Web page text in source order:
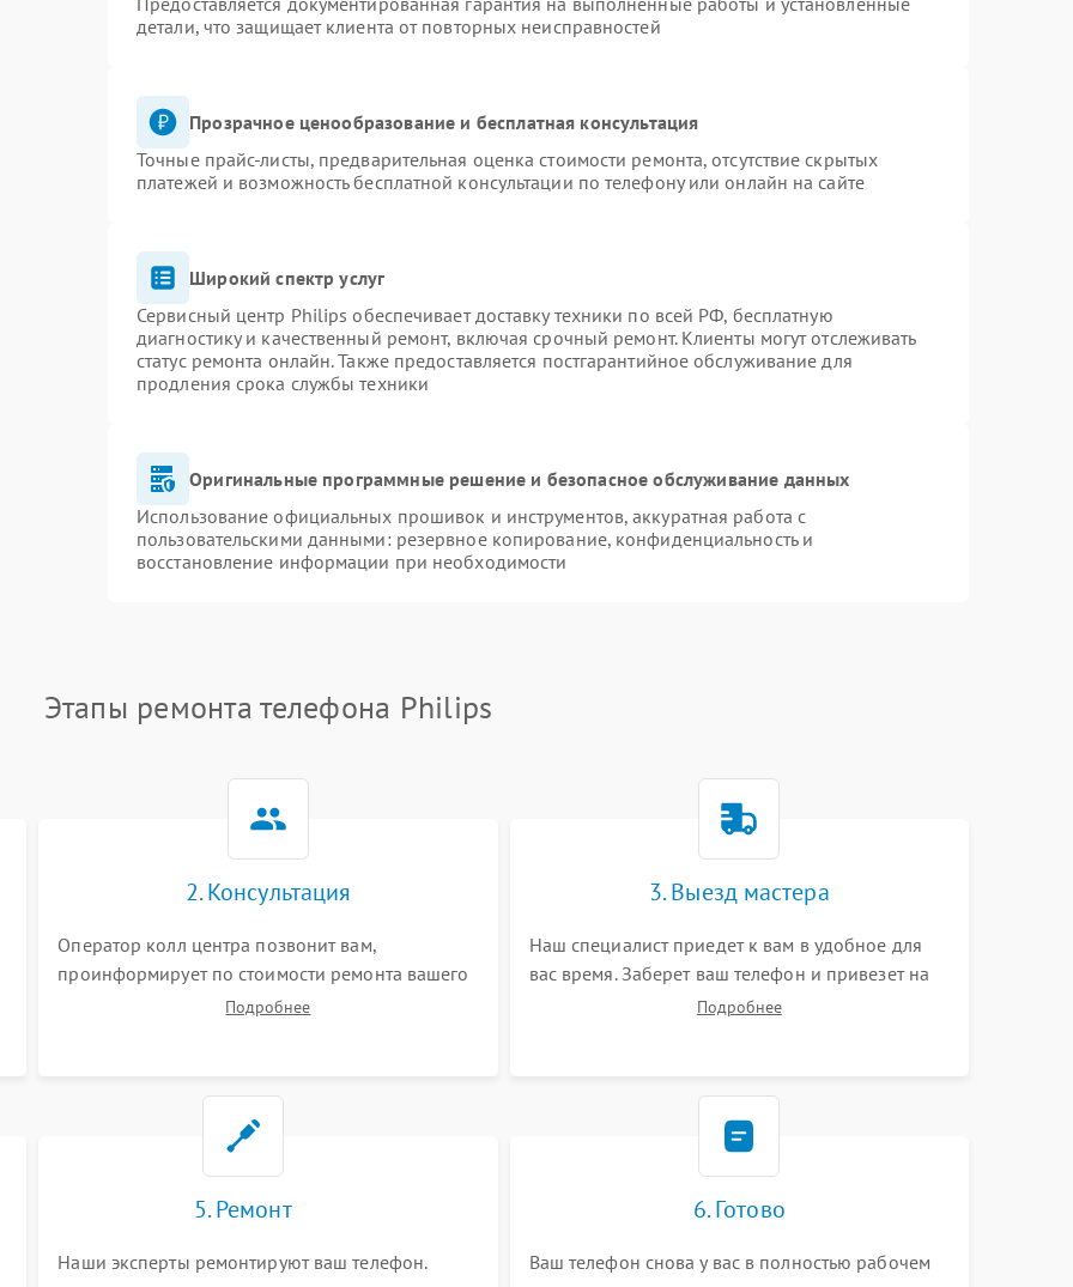
детали, что защищает клиента от повторных неисправностей
Прозрачное ценообразование и бесплатная консультация
Точные прайс-листы, предварительная оценка стоимости ремонта, отсутствие скрытых
платежей и возможность бесплатной консультации по телефону или онлайн на сайте
Широкий спектр услуг
Сервисный центр Philips обеспечивает доставку техники по всей РФ, бесплатную
диагностику и качественный ремонт, включая срочный ремонт. Клиенты могут отслеживать
статус ремонта онлайн. Также предоставляется постгарантийное обслуживание для
продления срока службы техники
Оригинальные программные решение и безопасное обслуживание данных
Использование официальных прошивок и инструментов, аккуратная работа с
пользовательскими данными: резервное копирование, конфиденциальность и
восстановление информации при необходимости
Этапы ремонта телефона Philips
2. Консультация
Оператор колл центра позвонит вам,
проинформирует по стоимости ремонта вашего
телефона а также ответит на все ваши вопросы.
Подробнее
3. Выезд мастера
Наш специалист приедет к вам в удобное для
вас время. Заберет ваш телефон и привезет на
склад для диагностики.Подробнее
5. Ремонт
Наши эксперты ремонтируют ваш телефон.
6. Готово
Ваш телефон снова у вас в полностью рабочем